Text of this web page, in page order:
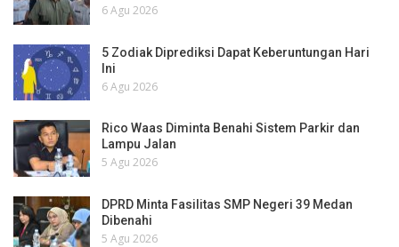
6 Agu 2026
5 Zodiak Diprediksi Dapat Keberuntungan Hari
Ini
6 Agu 2026
Rico Waas Diminta Benahi Sistem Parkir dan
Lampu Jalan
5 Agu 2026
DPRD Minta Fasilitas SMP Negeri 39 Medan
Dibenahi
5 Agu 2026